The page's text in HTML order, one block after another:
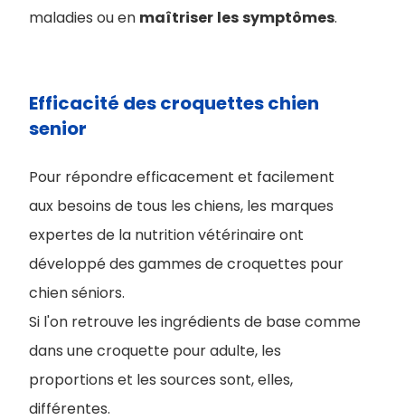
maladies ou en maîtriser lessymptômes.
Efficacité des croquettes chien
senior
Pour répondre efficacement et facilement
aux besoins de tous les chiens, les marques
expertes de la nutrition vétérinaire ont
développé des gammes de croquettes pour
chien séniors.
Si l'on retrouve les ingrédients de base comme
dans une croquette pour adulte, les
proportions et les sources sont, elles,
différentes.